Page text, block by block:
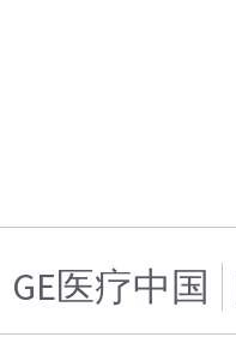
GE医疗中国